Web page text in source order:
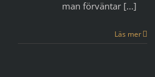
man förväntar [...]
Läs mer